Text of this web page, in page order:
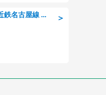
＞
介護職・ヘルパー/津市/近鉄名古屋線 高田本山/三重県/デイサービス